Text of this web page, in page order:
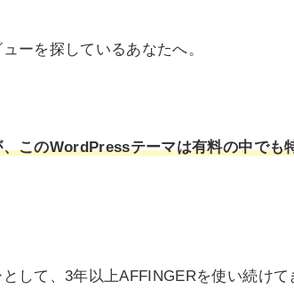
ーを探しているあなたへ。
このWordPressテーマは有料の中でも
して、3年以上AFFINGERを使い続けて